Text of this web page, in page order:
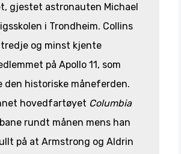
gjestet astronauten Michael
i Trondheim. Collins
og minst kjente
på Apollo 11, som
historiske måneferden.
hovedfartøyet Columbia
rundt månen mens han
på at Armstrong og Aldrin